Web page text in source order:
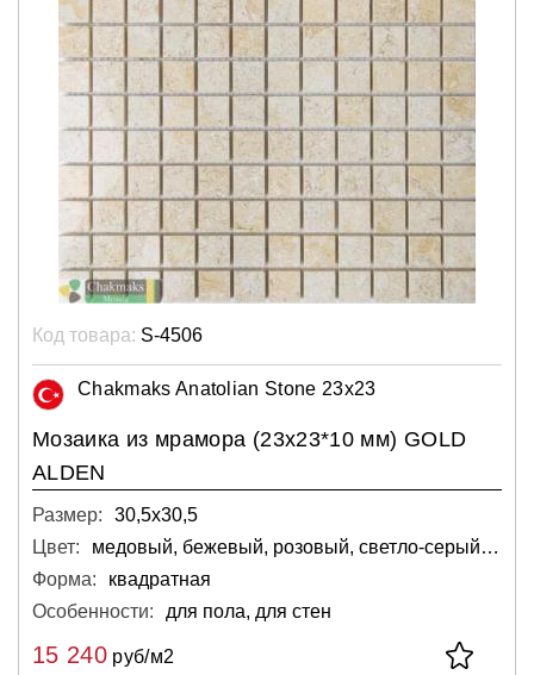
Код товара: S-4506
Chakmaks Anatolian Stone 23x23
Мозаика из мрамора (23х23*10 мм) GOLD
ALDEN
Размер:
30,5х30,5
Цвет:
медовый, бежевый, розовый, светло-серый, серебряный
Форма:
квадратная
Особенности:
для пола, для стен
15 240руб/м2